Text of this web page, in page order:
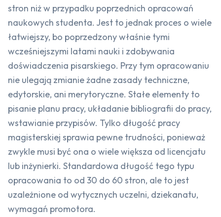
stron niż w przypadku poprzednich opracowań
naukowych studenta. Jest to jednak proces o wiele
łatwiejszy, bo poprzedzony właśnie tymi
wcześniejszymi latami nauki i zdobywania
doświadczenia pisarskiego. Przy tym opracowaniu
nie ulegają zmianie żadne zasady techniczne,
edytorskie, ani merytoryczne. Stałe elementy to
pisanie planu pracy, układanie bibliografii do pracy,
wstawianie przypisów. Tylko długość pracy
magisterskiej sprawia pewne trudności, ponieważ
zwykle musi być ona o wiele większa od licencjatu
lub inżynierki. Standardowa długość tego typu
opracowania to od 30 do 60 stron, ale to jest
uzależnione od wytycznych uczelni, dziekanatu,
wymagań promotora.